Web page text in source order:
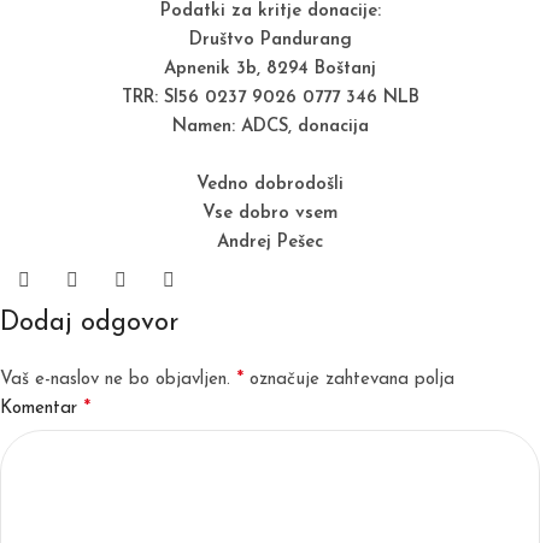
Podatki za kritje donacije:
Društvo Pandurang
Apnenik 3b, 8294 Boštanj
TRR: SI56 0237 9026 0777 346 NLB
Namen: ADCS, donacija
Vedno dobrodošli
Vse dobro vsem
Andrej Pešec
Dodaj odgovor
Vaš e-naslov ne bo objavljen. * označuje zahtevana polja
Komentar *